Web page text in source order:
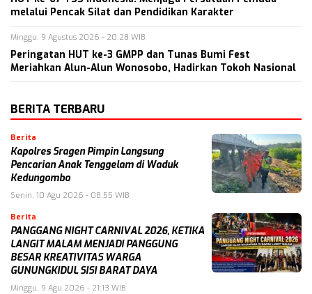
melalui Pencak Silat dan Pendidikan Karakter
Minggu, 9 Agustus 2026 - 20:28 WIB
Peringatan HUT ke-3 GMPP dan Tunas Bumi Fest
Meriahkan Alun-Alun Wonosobo, Hadirkan Tokoh Nasional
BERITA TERBARU
Berita
Kapolres Sragen Pimpin Langsung
Pencarian Anak Tenggelam di Waduk
Kedungombo
Senin, 10 Agu 2026 - 08:55 WIB
Berita
PANGGANG NIGHT CARNIVAL 2026, KETIKA
LANGIT MALAM MENJADI PANGGUNG
BESAR KREATIVITAS WARGA
GUNUNGKIDUL SISI BARAT DAYA
Minggu, 9 Agu 2026 - 21:13 WIB